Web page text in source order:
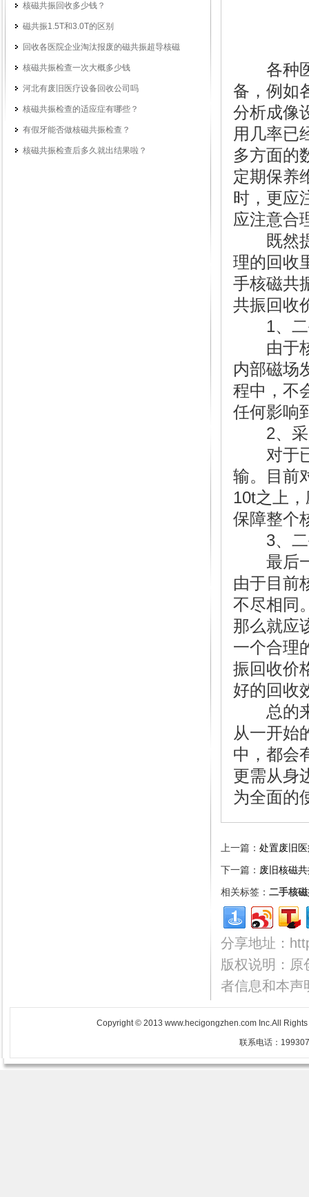
核磁共振回收多少钱？
磁共振1.5T和3.0T的区别
回收各医院企业淘汰报废的磁共振超导核磁
核磁共振检查一次大概多少钱
河北有废旧医疗设备回收公司吗
核磁共振检查的适应症有哪些？
有假牙能否做核磁共振检查？
核磁共振检查后多久就出结果啦？
各种医
备，例如
分析成像
用几率已
多方面的
定期保养
时，更应
应注意合
既然提
理的回收
手核磁共
共振回收
1、二
由于核
内部磁场
程中，不
任何影响
2、采
对于已
输。目前
10t之上
保障整个
3、二
最后一
由于目前
不尽相同
那么就应
一个合理
振回收价
好的回收
总的来
从一开始
中，都会
更需从身
为全面的
上一篇： 处置废旧
下一篇： 废旧核磁
相关标签： 二手核
分享地址：
版权说明：原
者信息和本声
Copyright © 2013 www.hecigongzhen.com Inc.All
联系电话：